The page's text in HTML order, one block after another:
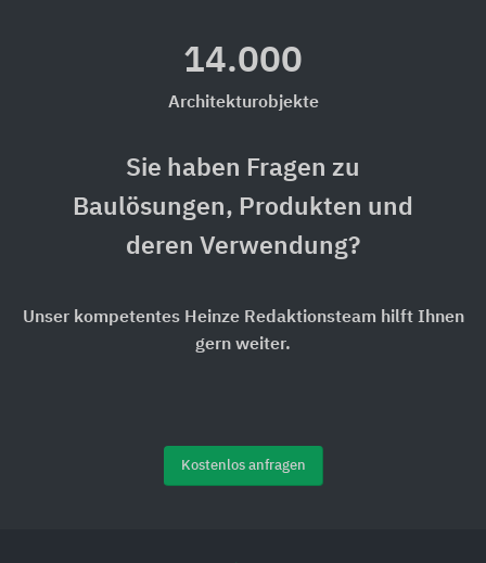
14.000
Architekturobjekte
Sie haben Fragen zu
Baulösungen, Produkten und
deren Verwendung?
Unser kompetentes Heinze Redaktionsteam hilft Ihnen
gern weiter.
Kostenlos anfragen